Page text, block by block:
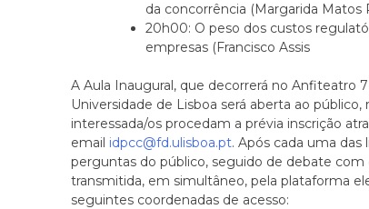
da concorrência (Margarida Matos
20h00: O peso dos custos
empresas (Francisco Assis
A Aula Inaugural, que decorrerá no Anfiteatro
Universidade de Lisboa será aberta ao
interessada/os procedam a prévia inscrição
email idpcc@fd.ulisboa.pt. Após cada uma das
perguntas do público, seguido de debate com
transmitida, em simultâneo, pela plataforma
seguintes coordenadas de acesso: